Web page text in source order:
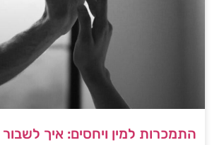
התמכרות למין ויחסים: איך